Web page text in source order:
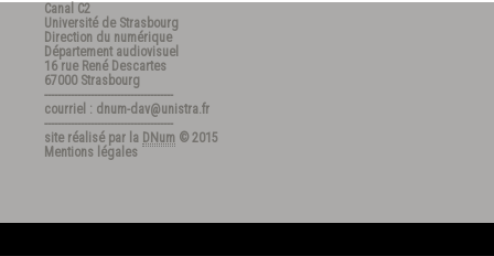
Canal C2
Université de Strasbourg
Direction du numérique
Département audiovisuel
16 rue René Descartes
67000 Strasbourg
---------------------------------------
courriel : dnum-dav@unistra.fr
---------------------------------------
site réalisé par la DNum © 2015
Mentions légales